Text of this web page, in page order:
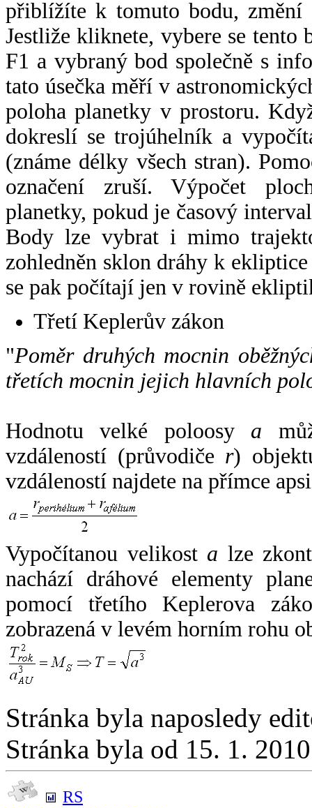
přiblížíte k tomuto bodu,
Jestliže kliknete, vybere se tento
F1 a vybraný bod společně s
tato úsečka měří v
poloha planetky v prostoru.
dokreslí se trojúhelník a
(známe délky všech stran).
označení zruší. Výpočet
planetky, pokud je časový
Body lze vybrat i mimo
zohledněn sklon dráhy k
se pak počítají jen v rovině
Třetí Keplerův zákon
"Poměr druhých mocnin
třetích mocnin jejich hlavních
Hodnotu velké poloosy a
vzdáleností (průvodiče r)
vzdáleností najdete na přímce
Vypočítanou velikost a lze
nachází dráhové elementy
pomocí třetího Keplerova
zobrazená v levém horním rohu
Stránka byla naposledy
Stránka byla od 15. 1.
RS